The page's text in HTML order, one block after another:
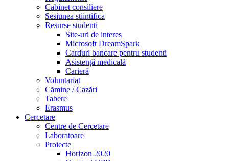
Cabinet consiliere
Sesiunea stiintifica
Resurse studenti
Site-uri de interes
Microsoft DreamSpark
Carduri bancare pentru studenti
Asistență medicală
Carieră
Voluntariat
Cămine / Cazări
Tabere
Erasmus
Cercetare
Centre de Cercetare
Laboratoare
Proiecte
Horizon 2020